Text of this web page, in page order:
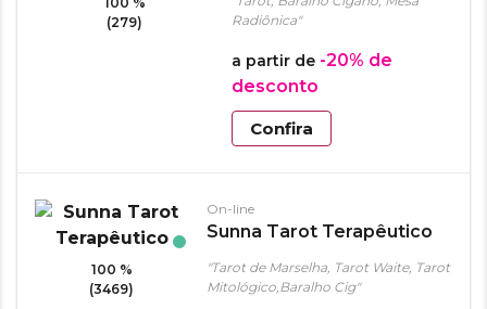
(279)
Radiônica"
a partir de -20% de
desconto
Confira
100 %
(3469)
On-line
Sunna Tarot Terapêutico
"Tarot de Marselha, Tarot Waite, Tarot
Mitológico,Baralho Cig"